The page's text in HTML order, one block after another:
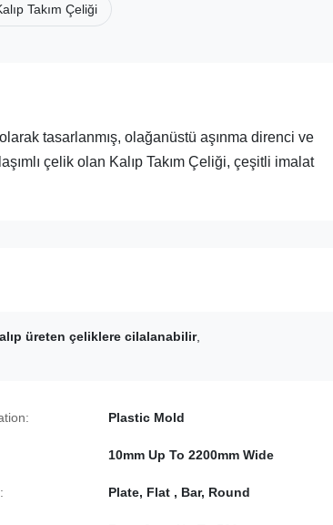
Takım Çeliği
tasarlanmış, olağanüstü aşınma direnci ve
çelik olan Kalıp Takım Çeliği, çeşitli imalat
üreten çeliklere cilalanabilir,
Plastic Mold
10mm Up To 2200mm Wide
Plate, Flat , Bar, Round